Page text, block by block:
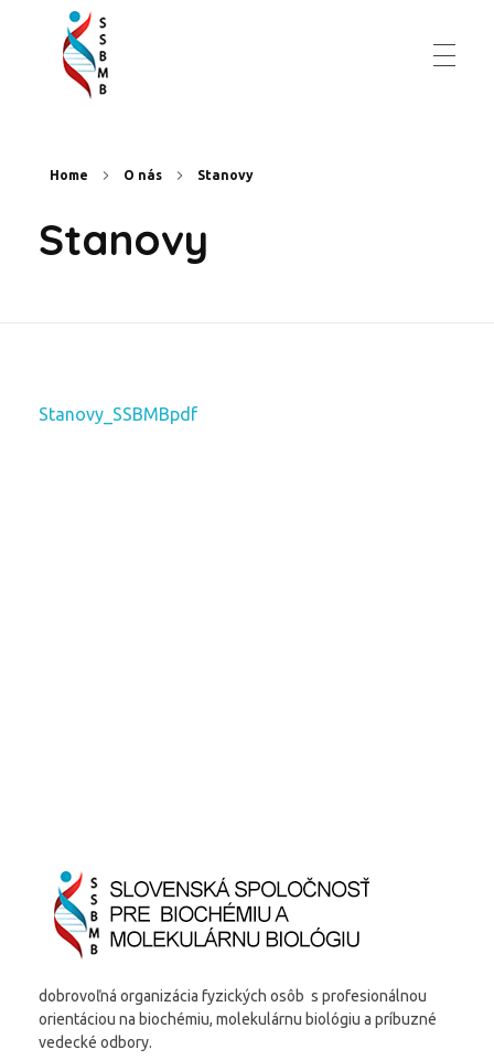
Slovenská spoločnosť pre biochémiu a molekulárnu biológiu
Home O nás Stanovy
Stanovy
Stanovy_SSBMBpdf
dobrovoľná organizácia fyzických osôb s profesionálnou
orientáciou na biochémiu, molekulárnu biológiu a príbuzné
vedecké odbory.